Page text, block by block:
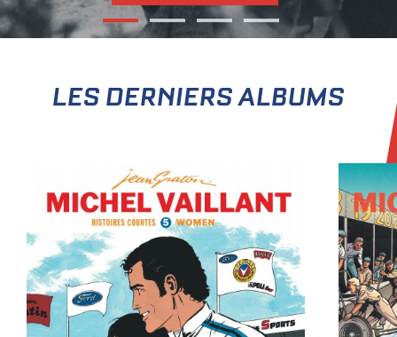
LES DERNIERS ALBUMS